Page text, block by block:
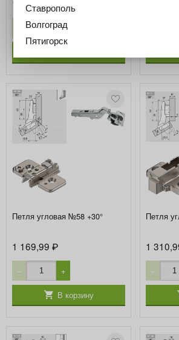
1 100,00 ₽
+
Петля угловая №58 +30°
1 169,99₽
− +
В корзину
Петля
1
−
Ставрополь
Волгоград
Пятигорск